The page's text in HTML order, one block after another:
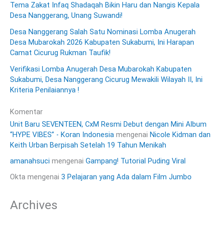
Tema Zakat Infaq Shadaqah Bikin Haru dan Nangis Kepala
Desa Nanggerang, Unang Suwandi!
Desa Nanggerang Salah Satu Nominasi Lomba Anugerah
Desa Mubarokah 2026 Kabupaten Sukabumi, Ini Harapan
Camat Cicurug Rukman Taufik!
Verifikasi Lomba Anugerah Desa Mubarokah Kabupaten
Sukabumi, Desa Nanggerang Cicurug Mewakili Wilayah II, Ini
Kriteria Penilaiannya !
Komentar
Unit Baru SEVENTEEN, CxM Resmi Debut dengan Mini Album
“HYPE VIBES” - Koran Indonesia mengenai Nicole Kidman dan
Keith Urban Berpisah Setelah 19 Tahun Menikah
amanahsuci mengenai Gampang! Tutorial Puding Viral
Okta mengenai 3 Pelajaran yang Ada dalam Film Jumbo
Archives